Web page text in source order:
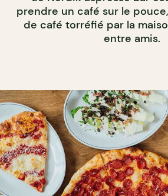
prendre un café sur le
de café torréfié par la
entre amis.